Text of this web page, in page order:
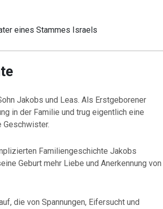
eines Stammes Israels
Jakobs und Leas. Als Erstgeborener
in der Familie und trug eigentlich eine
Geschwister.
Familiengeschichte Jakobs
Geburt mehr Liebe und Anerkennung von
die von Spannungen, Eifersucht und